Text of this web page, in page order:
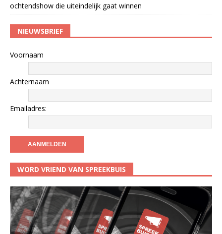
ochtendshow die uiteindelijk gaat winnen
NIEUWSBRIEF
Voornaam
Achternaam
Emailadres:
WORD VRIEND VAN SPREEKBUIS